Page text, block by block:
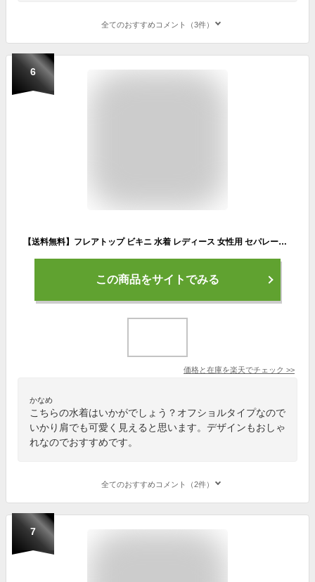
全てのおすすめコメント（3件）
6
【送料無料】フレアトップ ビキニ 水着 レディース 女性用 セパレート フリル バンドゥ オフショル かわいい ホルターネック 体型カバー ギンガムチェック
この商品をサイトでみる
価格と在庫を楽天でチェック >>
かなめ
こちらの水着はいかがでしょう？オフショルタイプなので
いかり肩でも可愛く見えると思います。デザインもおしゃ
れなのでおすすめです。
全てのおすすめコメント（2件）
7